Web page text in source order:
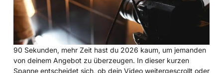
90 Sekunden, mehr Zeit hast du 2026 kaum, um jemanden
von deinem Angebot zu überzeugen. In dieser kurzen
Spanne entscheidet sich, ob dein Video weitergescrollt oder